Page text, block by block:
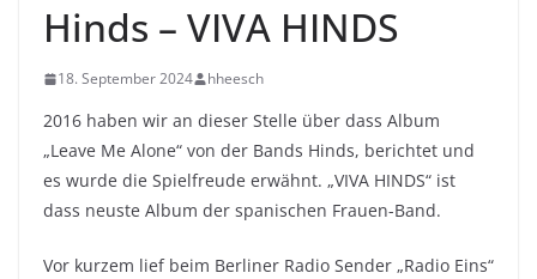
Hinds – VIVA HINDS
18. September 2024 hheesch
2016 haben wir an dieser Stelle über dass Album
„Leave Me Alone“ von der Bands Hinds, berichtet und
es wurde die Spielfreude erwähnt. „VIVA HINDS“ ist
dass neuste Album der spanischen Frauen-Band.
Vor kurzem lief beim Berliner Radio Sender „Radio Eins“